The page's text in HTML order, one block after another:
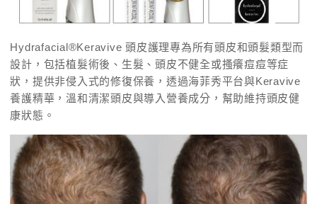
Hydrafacial®Keravive 頭皮護理專為所有頭皮和頭髮類型而
設計，包括植髮術後、生髮、頭皮不健全或搔癢痘痘等症
狀，提供非侵入式的修復保養，透過海菲秀平台與Keravive
養護精華，溫和清潔頭皮與導入營養成分，幫助維持頭皮健
康狀態。